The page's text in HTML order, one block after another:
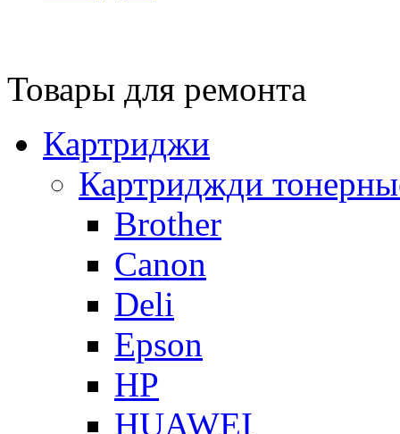
Товары для ремонта
Картриджи
Картриджди
Brother
Canon
Deli
Epson
HP
HUAWEI